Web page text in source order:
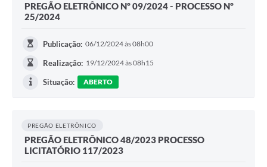
PREGÃO ELETRÔNICO Nº 09/2024 - PROCESSO Nº
25/2024
Publicação: 06/12/2024 às 08h00
Realização: 19/12/2024 às 08h15
Situação: ABERTO
PREGÃO ELETRÔNICO
PREGÃO ELETRÔNICO 48/2023 PROCESSO
LICITATÓRIO 117/2023